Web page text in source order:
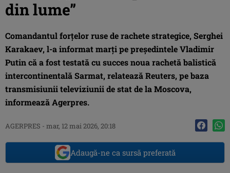
din lume”
Comandantul forţelor ruse de rachete strategice, Serghei
Karakaev, l-a informat marţi pe preşedintele Vladimir
Putin că a fost testată cu succes noua rachetă balistică
intercontinentală Sarmat, relatează Reuters, pe baza
transmisiunii televiziunii de stat de la Moscova,
informează Agerpres.
AGERPRES - mar, 12 mai 2026, 20:18
Adaugă-ne ca sursă preferată